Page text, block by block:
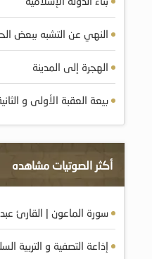
النهي عن التشبه ببعض
الهجرة إلى المدينة
بيعة العقبة الأولى و
أكثر الصوتيات مشاهده
سورة الماعون | القارئ
إذاعة التصفية و التربية